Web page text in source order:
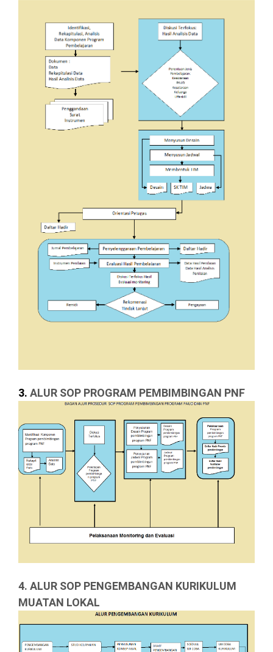
3. ALUR SOP PROGRAM PEMBIMBINGAN PNF
4. ALUR SOP PENGEMBANGAN KURIKULUM
MUATAN LOKAL